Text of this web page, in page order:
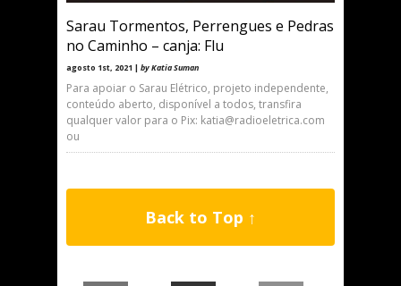
Sarau Tormentos, Perrengues e Pedras
no Caminho – canja: Flu
agosto 1st, 2021 | by Katia Suman
Para apoiar o Sarau Elétrico, projeto independente,
conteúdo aberto, disponível a todos, transfira
qualquer valor para o Pix: katia@radioeletrica.com
ou
Back to Top ↑